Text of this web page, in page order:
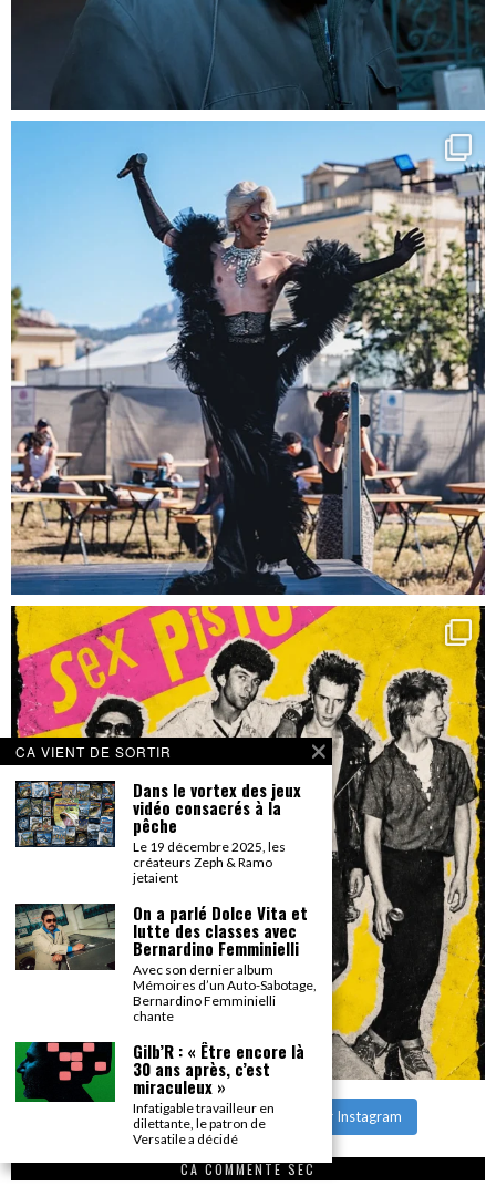
CHARGER PLUS Suivre sur Instagram
CA COMMENTE SEC
CA VIENT DE SORTIR
Dans le vortex des jeux
vidéo consacrés à la
pêche
Le 19 décembre 2025, les
créateurs Zeph & Ramo
jetaient
On a parlé Dolce Vita et
lutte des classes avec
Bernardino Femminielli
Avec son dernier album
Mémoires d’un Auto-Sabotage,
Bernardino Femminielli
chante
Gilb’R : « Être encore là
30 ans après, c’est
miraculeux »
Infatigable travailleur en
dilettante, le patron de
Versatile a décidé